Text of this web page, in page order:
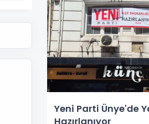
Yeni Parti Ünye'de
Hazırlanıyor